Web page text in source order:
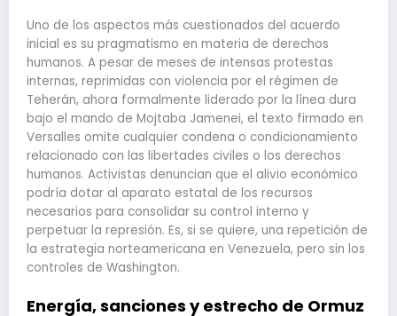
Uno de los aspectos más cuestionados del acuerdo
inicial es su pragmatismo en materia de derechos
humanos. A pesar de meses de intensas protestas
internas, reprimidas con violencia por el régimen de
Teherán, ahora formalmente liderado por la línea dura
bajo el mando de Mojtaba Jamenei, el texto firmado en
Versalles omite cualquier condena o condicionamiento
relacionado con las libertades civiles o los derechos
humanos. Activistas denuncian que el alivio económico
podría dotar al aparato estatal de los recursos
necesarios para consolidar su control interno y
perpetuar la represión. Es, si se quiere, una repetición de
la estrategia norteamericana en Venezuela, pero sin los
controles de Washington.
Energía, sanciones y estrecho de Ormuz